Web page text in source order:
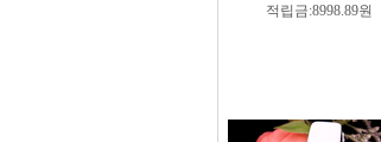
적립금:8998.89원